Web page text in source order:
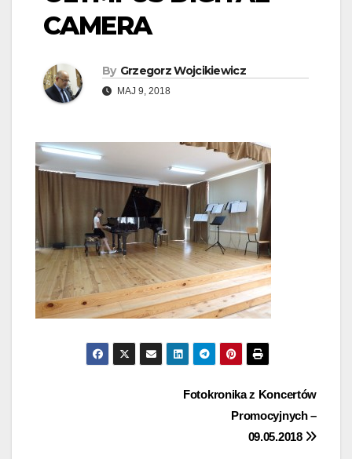
CAMERA
By Grzegorz Wojcikiewicz
MAJ 9, 2018
Fotokronika z Koncertów
Promocyjnych –
09.05.2018